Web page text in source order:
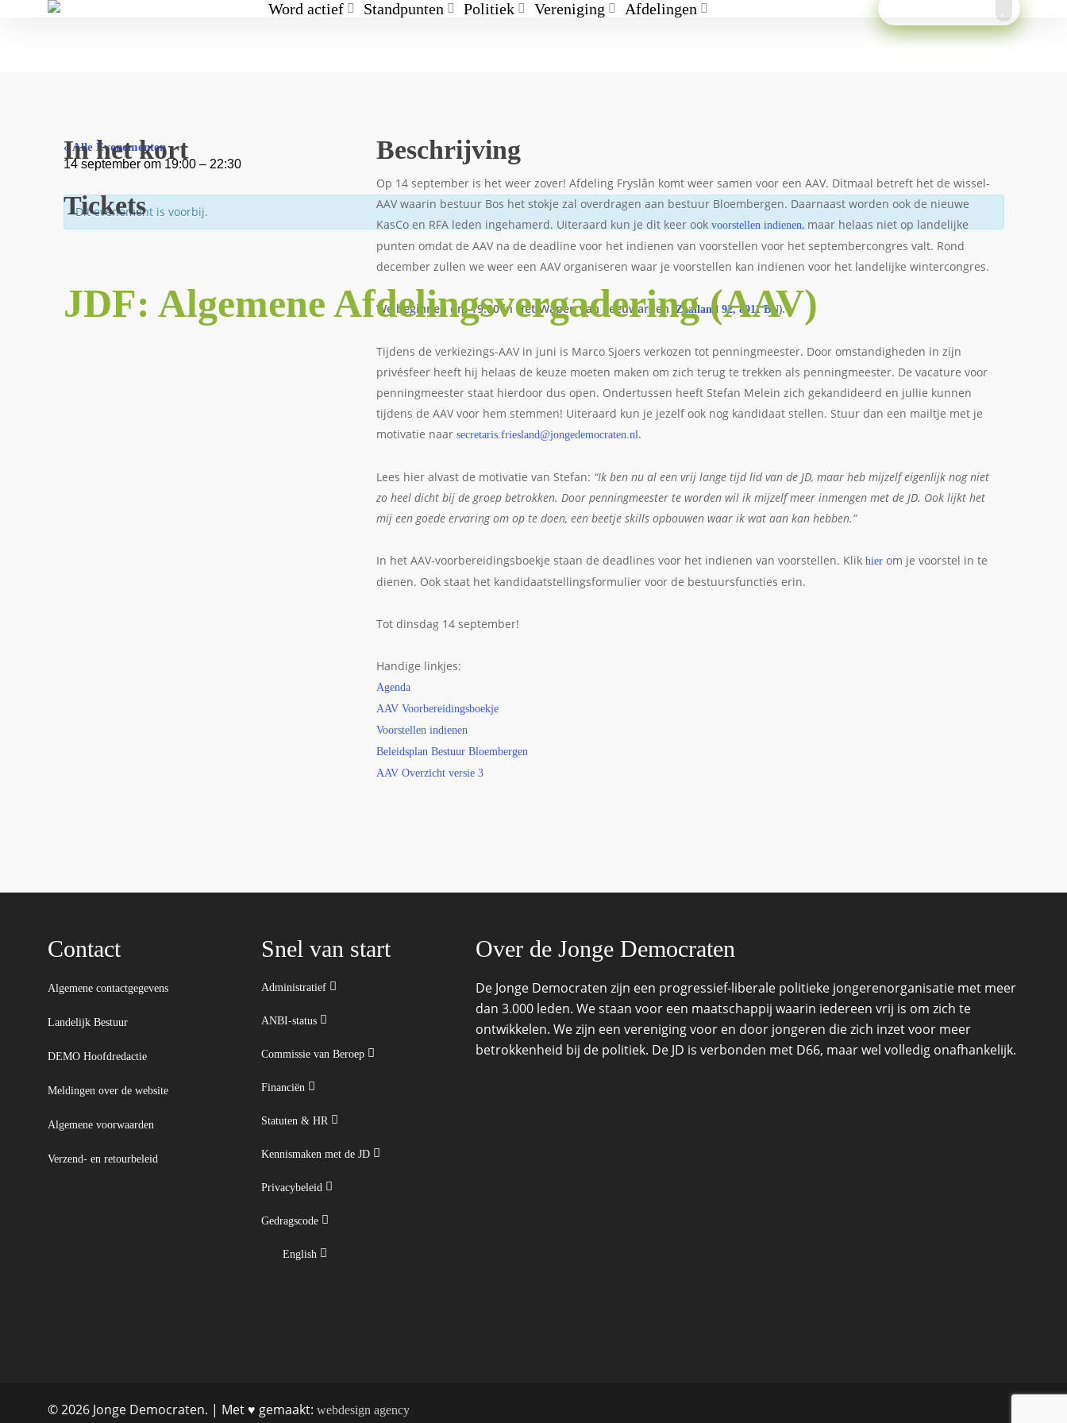
Word actief Standpunten Politiek Vereniging Afdelingen
« Alle Evenementen
Dit evenement is voorbij.
JDF: Algemene Afdelingsvergadering (AAV)
In het kort
14 september om 19:00 – 22:30
Tickets
Beschrijving
Op 14 september is het weer zover! Afdeling Fryslân komt weer samen voor een AAV. Ditmaal betreft het de wissel-
AAV waarin bestuur Bos het stokje zal overdragen aan bestuur Bloembergen. Daarnaast worden ook de nieuwe
KasCo en RFA leden ingehamerd. Uiteraard kun je dit keer ookvoorstellen indienen, maar helaas niet op landelijke
punten omdat de AAV na de deadline voor het indienen van voorstellen voor het septembercongres valt. Rond
december zullen we weer een AAV organiseren waar je voorstellen kan indienen voor het landelijke wintercongres.
We beginnen om 19:00 in Het Wapen van Leeuwarden ( Zaailand 92, 8911 BN).
Tijdens de verkiezings-AAV in juni is Marco Sjoers verkozen tot penningmeester. Door omstandigheden in zijn
privésfeer heeft hij helaas de keuze moeten maken om zich terug te trekken als penningmeester. De vacature voor
penningmeester staat hierdoor dus open. Ondertussen heeft Stefan Melein zich gekandideerd en jullie kunnen
tijdens de AAV voor hem stemmen! Uiteraard kun je jezelf ook nog kandidaat stellen. Stuur dan een mailtje met je
motivatie naarsecretaris.friesland@jongedemocraten.nl.
Lees hier alvast de motivatie van Stefan: “Ik ben nu al een vrij lange tijd lid van de JD, maar heb mijzelf eigenlijk nog niet
zo heel dicht bij de groep betrokken. Door penningmeester te worden wil ik mijzelf meer inmengen met de JD. Ook lijkt het
mij een goede ervaring om op te doen, een beetje skills opbouwen waar ik wat aan kan hebben.”
In het AAV-voorbereidingsboekje staan de deadlines voor het indienen van voorstellen. Klikhier om je voorstel in te
dienen. Ook staat het kandidaatstellingsformulier voor de bestuursfuncties erin.
Tot dinsdag 14 september!
Handige linkjes:
Agenda
AAV Voorbereidingsboekje
Voorstellen indienen
Beleidsplan Bestuur Bloembergen
AAV Overzicht versie 3
Contact
Algemene contactgegevens
Landelijk Bestuur
DEMO Hoofdredactie
Meldingen over de website
Algemene voorwaarden
Verzend- en retourbeleid
Snel van start
Administratief
ANBI-status
Commissie van Beroep
Financiën
Statuten & HR
Kennismaken met de JD
Privacybeleid
Gedragscode
English
Over de Jonge Democraten
De Jonge Democraten zijn een progressief-liberale politieke jongerenorganisatie met meer
dan 3.000 leden. We staan voor een maatschappij waarin iedereen vrij is om zich te
ontwikkelen. We zijn een vereniging voor en door jongeren die zich inzet voor meer
betrokkenheid bij de politiek. De JD is verbonden met D66, maar wel volledig onafhankelijk.
© 2026 Jonge Democraten. | Met ♥︎ gemaakt: webdesign agency